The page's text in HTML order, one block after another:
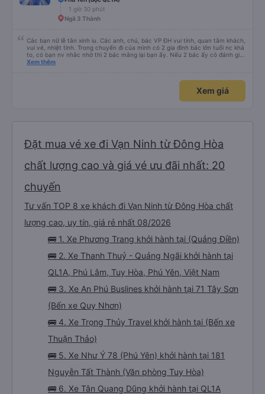
1 giờ 30 phút
Ngã 3 Thành
Các bạn nữ lễ tân xinh iu. Các anh, chú, bác VP ĐH vui tính, quan tâm khách,
vui vẻ, nhiệt tình. Trong chuyến đi của mình có 2 gia đình bác lớn tuổi nc khá
to, có bạn nv nhắc nhở thì 2 bác mắng lại bạn ấy. Nếu 2 bác ấy có đánh giá
xấu thì mình ngược lại nha. Bạn ấy nhắc nhở rất đúng. 2 bác nói rất to. To
bạn ấy nha. Nếu bạn ấy bị trừ thì bảo bạn ấy liên hệ sđt của mình, mình hỗ
trợ ạ. Số mình đuôi 666, chuyến ĐH-NT ngày 16/1. À các bạn nữ lễ tân xinh
iu còn đổi cho mình phòng đơn sang đôi xong còn note là (một mình) yêu
Xem thêm
Xem giá
Đặt mua vé xe đi Vạn Ninh từ Đông Hòa
chất lượng cao và giá vé ưu đãi nhất: 20
chuyến
Tư vấn TOP 8 xe khách đi Vạn Ninh từ Đông Hòa chất
lượng cao, uy tín, giá rẻ nhất 08/2026
🚌 1. Xe Phương Trang khởi hành tại (Quảng Điền)
🚌 2. Xe Thanh Thuỷ - Quảng Ngãi khởi hành tại
QL1A, Phú Lâm, Tuy Hòa, Phú Yên, Việt Nam
🚌 3. Xe An Phú Buslines khởi hành tại 71 Tây Sơn
(Bến xe Quy Nhơn)
🚌 4. Xe Trọng Thủy Travel khởi hành tại (Bến xe
Thuận Thảo)
🚌 5. Xe Như Ý 78 (Phú Yên) khởi hành tại 181
Nguyễn Tất Thành (Văn phòng Tuy Hòa)
🚌 6. Xe Tân Quang Dũng khởi hành tại QL1A